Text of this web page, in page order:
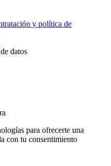
y política de
datos
para ofrecerte una
con tu consentimiento